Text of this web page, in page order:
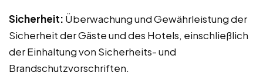
Sicherheit: Überwachung und Gewährleistung der
Sicherheit der Gäste und des Hotels, einschließlich
der Einhaltung von Sicherheits- und
Brandschutzvorschriften.